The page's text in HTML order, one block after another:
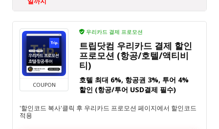
COUPON
우리카드 결제 프로모션
트립닷컴 우리카드 결제 할인
프로모션 (항공/호텔/액티비
티)
호텔 최대 6%, 항공권 3%, 투어 4%
할인 (항공/투어 USD결제 필수)
'할인코드 복사'클릭 후 우리카드 프로모션 페이지에서 할인코드
적용